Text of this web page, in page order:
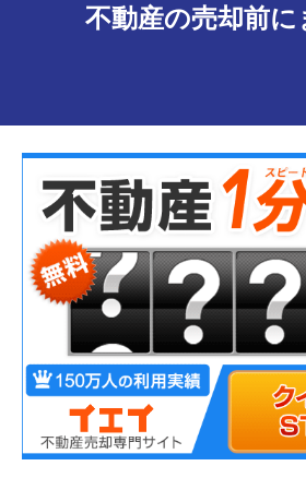
不動産の売却前に